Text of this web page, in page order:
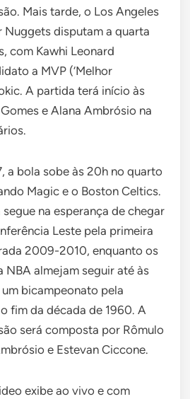
Mais tarde, o Los Angeles
Nuggets disputam a quarta
com Kawhi Leonard
a MVP (‘Melhor
A partida terá início às
e Alana Ambrósio na
a bola sobe às 20h no quarto
Magic e o Boston Celtics.
na esperança de chegar
Leste pela primeira
2009-2010, enquanto os
NBA almejam seguir até às
bicampeonato pela
fim da década de 1960. A
será composta por Rômulo
e Estevan Ciccone.
exibe ao vivo e com